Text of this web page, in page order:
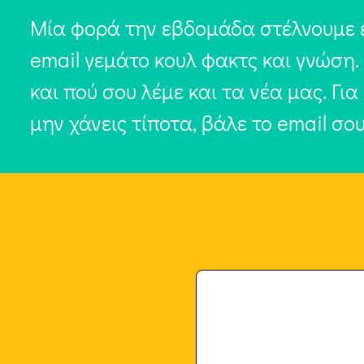
Μία φορά την εβδομάδα στέλνουμε
email γεμάτο κουλ φακτς και
και πού σου λέμε και τα νέα μας.
μην χάνεις τίποτα, βάλε το email